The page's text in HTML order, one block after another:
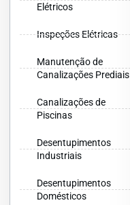
Elétricos
Inspeções Elétricas
Manutenção de
Canalizações Prediais
Canalizações de
Piscinas
Desentupimentos
Industriais
Desentupimentos
Domésticos